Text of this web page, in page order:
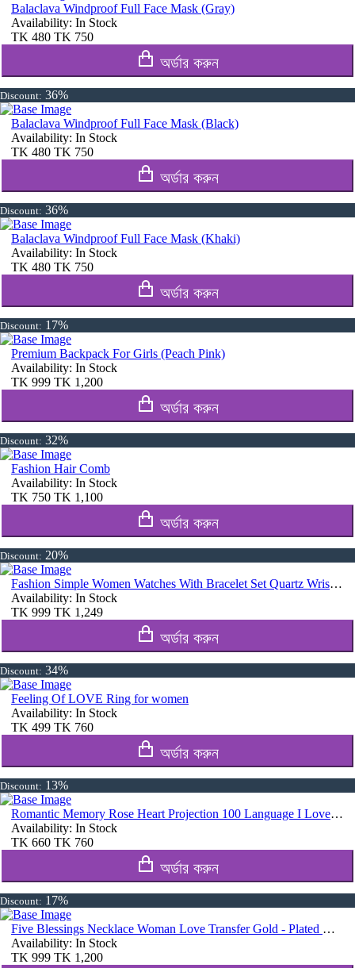
Balaclava Windproof Full Face Mask (Gray)
Availability: In Stock
TK 480 TK 750
অর্ডার করুন
Discount: 36%
Balaclava Windproof Full Face Mask (Black)
Availability: In Stock
TK 480 TK 750
অর্ডার করুন
Discount: 36%
Balaclava Windproof Full Face Mask (Khaki)
Availability: In Stock
TK 480 TK 750
অর্ডার করুন
Discount: 17%
Premium Backpack For Girls (Peach Pink)
Availability: In Stock
TK 999 TK 1,200
অর্ডার করুন
Discount: 32%
Fashion Hair Comb
Availability: In Stock
TK 750 TK 1,100
অর্ডার করুন
Discount: 20%
Fashion Simple Women Watches With Bracelet Set Quartz Wristwatch Shiny Stone Red Colour
Availability: In Stock
TK 999 TK 1,249
অর্ডার করুন
Discount: 34%
Feeling Of LOVE Ring for women
Availability: In Stock
TK 499 TK 760
অর্ডার করুন
Discount: 13%
Romantic Memory Rose Heart Projection 100 Language I Love You Necklace for Lover Couples- Rose Gold
Availability: In Stock
TK 660 TK 760
অর্ডার করুন
Discount: 17%
Five Blessings Necklace Woman Love Transfer Gold - Plated Moisture Light Luxury Jewellery Necklace
Availability: In Stock
TK 999 TK 1,200